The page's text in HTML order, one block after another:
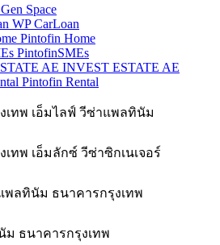
Gen Space
WP CarLoan
Pintofin Home
PintofinSMEs
INVEST ESTATE AE
Pintofin Rental